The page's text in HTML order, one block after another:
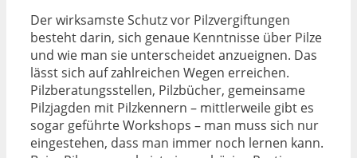
Der wirksamste Schutz vor Pilzvergiftungen
besteht darin, sich genaue Kenntnisse über Pilze
und wie man sie unterscheidet anzueignen. Das
lässt sich auf zahlreichen Wegen erreichen.
Pilzberatungsstellen, Pilzbücher, gemeinsame
Pilzjagden mit Pilzkennern – mittlerweile gibt es
sogar geführte Workshops – man muss sich nur
eingestehen, dass man immer noch lernen kann.